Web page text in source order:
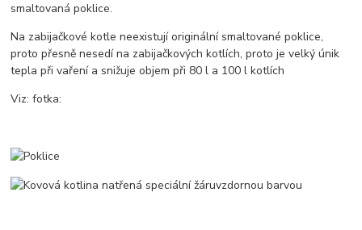
smaltovaná poklice.
Na zabijačkové kotle neexistují originální smaltované poklice,
proto přesně nesedí na zabijačkových kotlích, proto je velký únik
tepla při vaření a snižuje objem při 80 l a 100 l kotlích
Viz: fotka: